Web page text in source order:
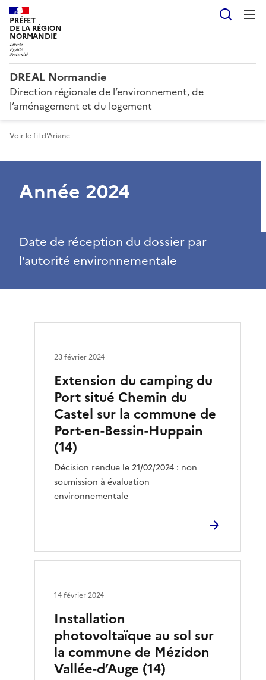
PRÉFET
DE LA RÉGION
NORMANDIE
DREAL Normandie
Direction régionale de l’environnement, de
l’aménagement et du logement
Voir le fil d'Ariane
Année 2024
Date de réception du dossier par
l’autorité environnementale
Extension du camping du
Port situé Chemin du
Castel sur la commune de
Port-en-Bessin-Huppain
(14)
Décision rendue le 21/02/2024 : non
soumission à évaluation
environnementale
23 février 2024
Installation
photovoltaïque au sol sur
la commune de Mézidon
Vallée-d’Auge (14)
14 février 2024